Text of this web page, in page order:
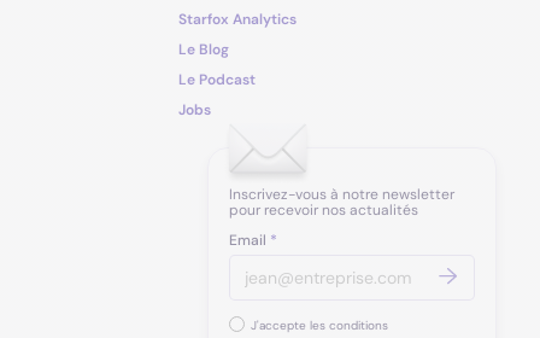
Starfox Analytics
Le Blog
Le Podcast
Jobs
Inscrivez-vous à notre newsletter
pour recevoir nos actualités
Email *
J'accepte les conditions